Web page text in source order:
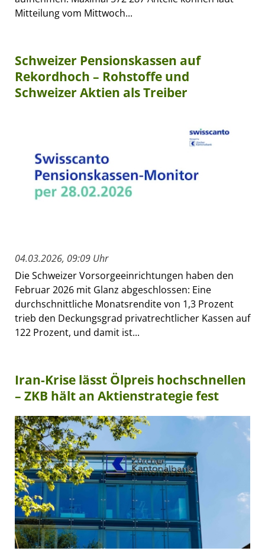
Mitteilung vom Mittwoch...
Schweizer Pensionskassen auf
Rekordhoch – Rohstoffe und
Schweizer Aktien als Treiber
04.03.2026, 09:09 Uhr
Die Schweizer Vorsorgeeinrichtungen haben den
Februar 2026 mit Glanz abgeschlossen: Eine
durchschnittliche Monatsrendite von 1,3 Prozent
trieb den Deckungsgrad privatrechtlicher Kassen auf
122 Prozent, und damit ist...
Iran-Krise lässt Ölpreis hochschnellen
– ZKB hält an Aktienstrategie fest